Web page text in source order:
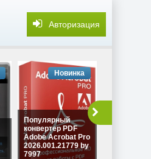
Авторизация
Популярный
конвертер PDF
Adobe Acrobat Pro
2026.001.21779 by
7997
Новинка